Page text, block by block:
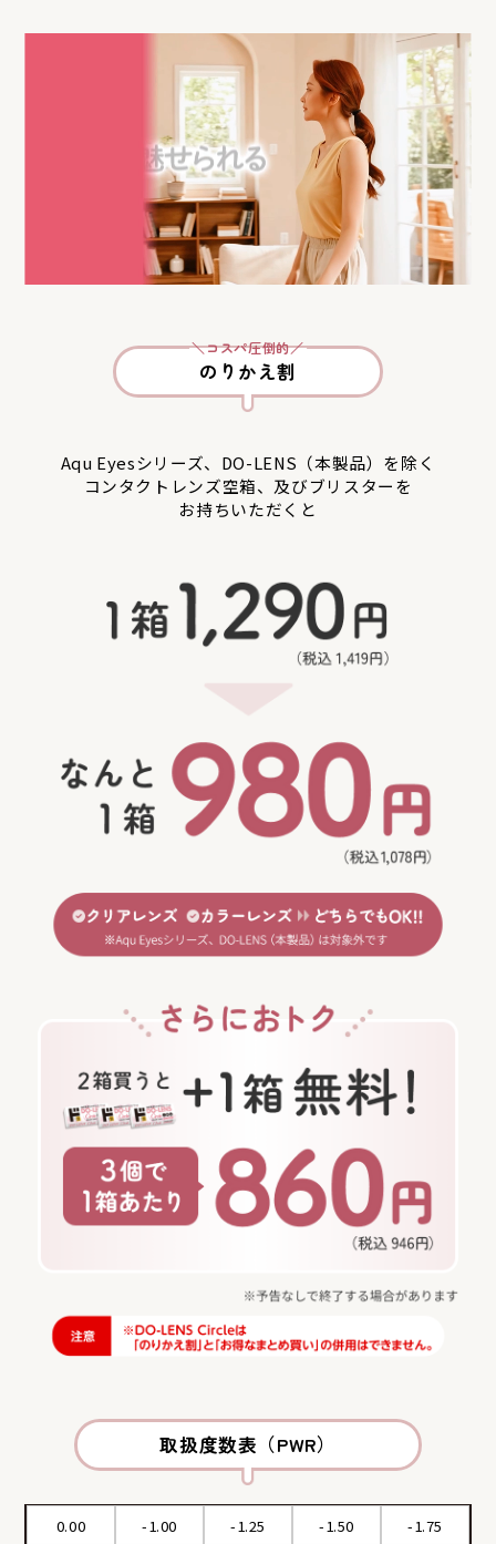
のりかえ割
＼コスパ圧倒的／
Aqu Eyesシリーズ、DO-LENS（本製品）を除く
コンタクトレンズ空箱、及びブリスターを
お持ちいただくと
取扱度数表（PWR）
0.00 -1.00 -1.25 -1.50
-1.75